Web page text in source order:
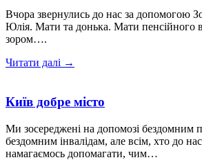
Вчора звернулись до нас за допомогою
Юлія. Мати та донька. Мати пенсійного
зором….
Читати далі →
Київ добре місто
Ми зосереджені на допомозі бездомним
бездомним інвалідам, але всім, хто до
намагаємось допомагати, чим…